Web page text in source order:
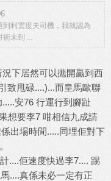
利雲度夫司機，我就認為
未到 ...
下居然可以拋開贏到西
致甩碌....)...而皇馬歐聯
安76 行運行到腳趾
想要李7 咁相信九成請
出場時間.....同埋佢對下
....佢速度快過李7.... 踢
....真係未必一定有正